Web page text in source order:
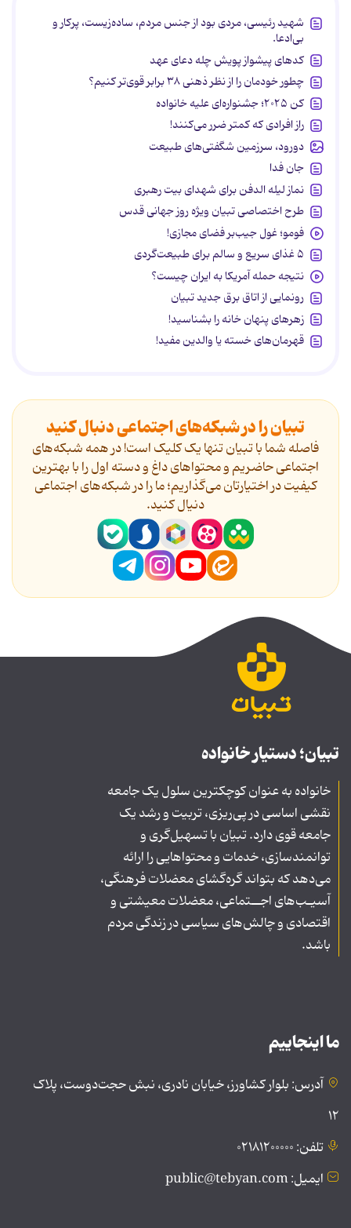
شهید رئیسی، مردی بود از جنس مردم، ساده‌زیست، پرکار و
بی‌ادعا.
کدهای پیشواز پویش چله دعای عهد
چطور خودمان را از نظر ذهنی ۳۸ برابر قوی‌تر کنیم؟
کن ۲۰۲۵؛ جشنواره‌ای علیه خانواده
راز افرادی که کمتر ضرر می‌کنند!
دورود، سرزمین شگفتی‌های طبیعت
جان فدا
نماز لیله الدفن برای شهدای بیت رهبری
طرح اختصاصی تبیان ویژه روز جهانی قدس
فومو؛ غول جیب‌بر فضای مجازی!
۵ غذای سریع و سالم برای طبیعت‌گردی
نتیجه حمله آمریکا به ایران چیست؟
رونمایی از اتاق برق جدید تبیان
زهرهای پنهان خانه را بشناسید!
قهرمان‌های خسته یا والدین مفید!
تبیان را در شبکه‌های اجتماعی دنبال کنید
فاصله شما با تبیان تنها یک کلیک است! در همه شبکه‌های
اجتماعی حاضریم و محتواهای داغ و دسته اول را با بهترین
کیفیت در اختیارتان می‌گذاریم؛ ما را در شبکه‌های اجتماعی
دنیال کنید.
تبیان؛ دستیار خانواده
خانواده به عنوان کوچکترین سلول یک جامعه
نقشی اساسی در پی‌ریزی، تربیت و رشد یک
جامعه قوی دارد. تبیان با تسهیل‌گری و
توانمندسازی، خدمات و محتواهایی را ارائه
می‌دهد که بتواند گره‌گشای معضلات فرهنگی،
آسیـب‌های اجــتماعی، معضلات معیشتی و
اقتصادی و چالش‌های سیاسی در زندگی مردم
باشد.
ما اینجاییم
آدرس: بلوار کشاورز، خیابان نادری، نبش حجت‌دوست، پلاک
۱۲
تلفن: ۰۲۱۸۱۲۰۰۰۰۰
ایمیل: public@tebyan.com